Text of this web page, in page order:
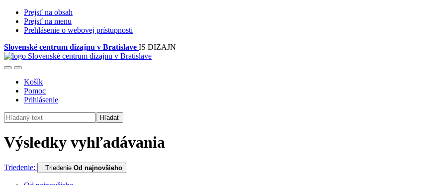
Prejsť na obsah
Prejsť na menu
Prehlásenie o webovej prístupnosti
Slovenské centrum dizajnu v Bratislave IS DIZAJN
Košík
Pomoc
Prihlásenie
Hľadať
Výsledky vyhľadávania
Triedenie: Triedenie Od najnovšieho